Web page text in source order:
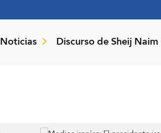
Noticias Discurso de Sheij